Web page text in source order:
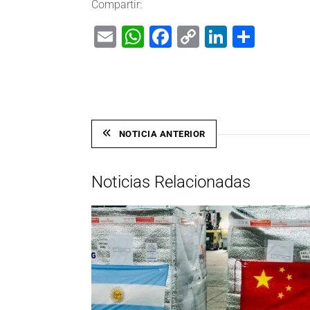
Compartir:
EmailWhatsApp
Facebook
CopyLinkedIn
NOTICIA ANTERIOR
Noticias Relacionadas